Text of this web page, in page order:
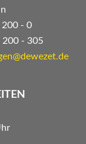
200 - 0
200 - 305